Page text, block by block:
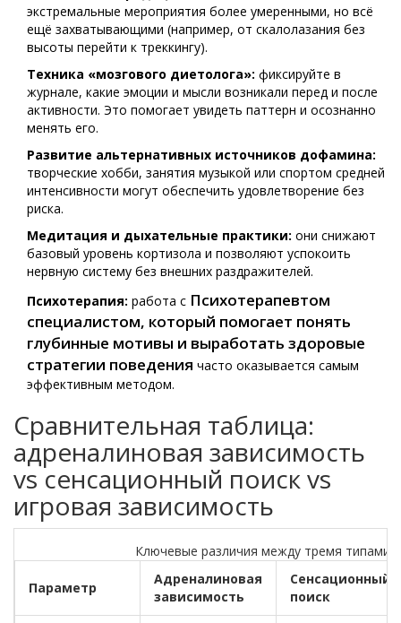
экстремальные мероприятия более умеренными, но всё
ещё захватывающими (например, от скалолазания без
высоты перейти к треккингу).
Техника «мозгового диетолога»: фиксируйте в
журнале, какие эмоции и мысли возникали перед и после
активности. Это помогает увидеть паттерн и осознанно
менять его.
Развитие альтернативных источников дофамина:
творческие хобби, занятия музыкой или спортом средней
интенсивности могут обеспечить удовлетворение без
риска.
Медитация и дыхательные практики: они снижают
базовый уровень кортизола и позволяют успокоить
нервную систему без внешних раздражителей.
Психотерапия: работа с Психотерапевтом
специалистом, который помогает понять
глубинные мотивы и выработать здоровые
стратегии поведения часто оказывается самым
эффективным методом.
Сравнительная таблица:
адреналиновая зависимость
vs сенсационный поиск vs
игровая зависимость
Ключевые различия между тремя типами
Параметр
Адреналиновая
зависимость
Сенсационный
поиск